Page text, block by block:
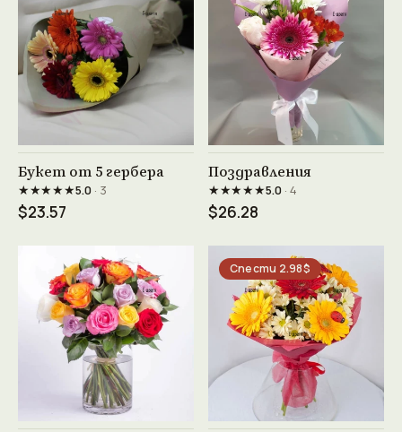
Виж продукта →
Букет от 5 гербера
★★★★★5.0· 3
$23.57
Виж продукта →
Поздравления
★★★★★5.0· 4
$26.28
Спести 2.98$